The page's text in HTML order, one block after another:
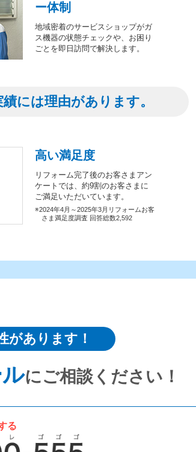
ー体制
地域密着のサービスショップがガ
ス機器の状態チェックや、お困り
ごとを即日訪問で解決します。
には理由があります。
高い満足度
リフォーム完了後のお客さまアン
ケートでは、約9割のお客さまに
ご満足いただいています。
※2024年4月～2025年3月リフォームお客
さま満足度調査 回答総数2,592
があります！
にご相談ください！
る